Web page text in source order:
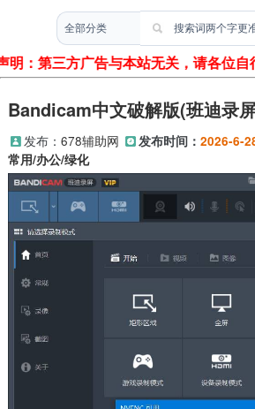
声明：第三方广告与本站无关，请各位
Bandicam中文破解版(班迪录
发布： 678辅助网 发布时间： 2026-6-
常用/办公/绿化